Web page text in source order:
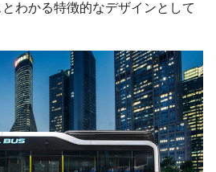
わかる特徴的なデザインとして